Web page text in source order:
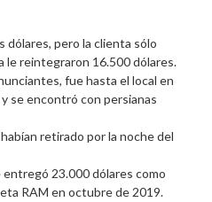
dólares, pero la clienta sólo
le reintegraron 16.500 dólares.
fue hasta el local en
se encontró con persianas
retirado por la noche del
23.000 dólares como
RAM en octubre de 2019.